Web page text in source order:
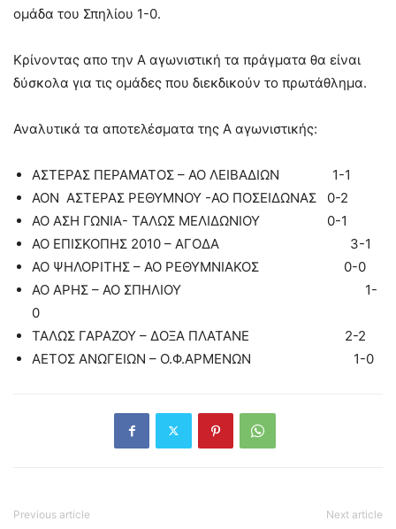
ομάδα του Σπηλίου 1-0.
Κρίνοντας απο την Α αγωνιστική τα πράγματα θα είναι
δύσκολα για τις ομάδες που διεκδικούν το πρωτάθλημα.
Αναλυτικά τα αποτελέσματα της Α αγωνιστικής:
ΑΣΤΕΡΑΣ ΠΕΡΑΜΑΤΟΣ – ΑΟ ΛΕΙΒΑΔΙΩΝ 1-1
ΑΟΝ ΑΣΤΕΡΑΣ ΡΕΘΥΜΝΟΥ -ΑΟ ΠΟΣΕΙΔΩΝΑΣ 0-2
ΑΟ ΑΣΗ ΓΩΝΙΑ- ΤΑΛΩΣ ΜΕΛΙΔΩΝΙΟΥ 0-1
ΑΟ ΕΠΙΣΚΟΠΗΣ 2010 – ΑΓΟΔΑ 3-1
ΑΟ ΨΗΛΟΡΙΤΗΣ – ΑΟ ΡΕΘΥΜΝΙΑΚΟΣ 0-0
ΑΟ ΑΡΗΣ – ΑΟ ΣΠΗΛΙΟΥ 1-
0
ΤΑΛΩΣ ΓΑΡΑΖΟΥ – ΔΟΞΑ ΠΛΑΤΑΝΕ 2-2
ΑΕΤΟΣ ΑΝΩΓΕΙΩΝ – Ο.Φ.ΑΡΜΕΝΩΝ 1-0
Previous article Next article